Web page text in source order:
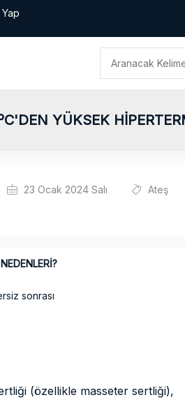
YÜKSEK
23 Ocak 2024 Salı Ateş
sonrası
(özellikle masseter sertliği),